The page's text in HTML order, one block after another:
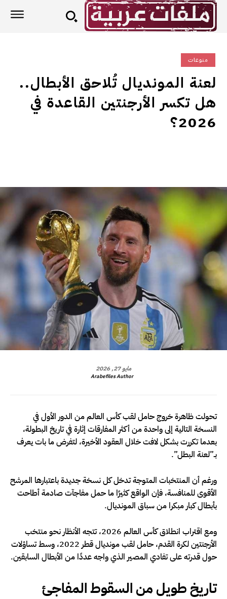
منوعات
لعنة المونديال تُلاحق الأبطال..
هل تكسر الأرجنتين القاعدة في
2026؟
مايو 27, 2026
Arabefiles Author
تحولت ظاهرة خروج حامل لقب كأس العالم من الدور الأول في
النسخة التالية إلى واحدة من أكثر المفارقات إثارة في تاريخ البطولة،
بعدما تكررت بشكل لافت خلال العقود الأخيرة، لتفرض ما بات يعرف
بـ”لعنة البطل”.
ورغم أن المنتخبات المتوجة تدخل كل نسخة جديدة باعتبارها المرشح
الأقوى للمنافسة، فإن الواقع كثيرًا ما حمل مفاجآت صادمة أطاحت
بأبطال كبار مبكرا من سباق المونديال.
ومع اقتراب انطلاق كأس العالم 2026، تتجه الأنظار نحو منتخب
الأرجنتين لكرة القدم، حامل لقب مونديال قطر 2022، وسط تساؤلات
حول قدرته على تفادي المصير الذي واجه عددًا من الأبطال السابقين.
تاريخ طويل من السقوط المفاجئ